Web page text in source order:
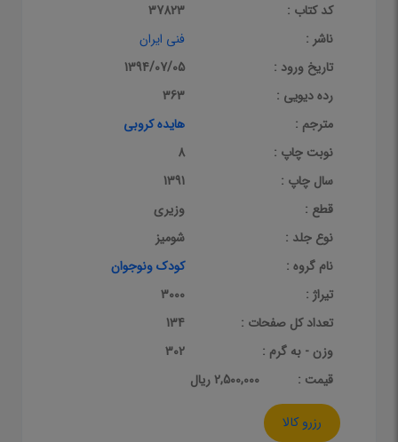
کد کتاب :
37823
ناشر :
فنی ایران
تاریخ ورود :
1394/07/05
رده دیویی :
363
مترجم :
هایده کروبی
نوبت چاپ :
8
سال چاپ :
1391
قطع :
وزیری
نوع جلد :
شومیز
نام گروه :
کودک ونوجوان
تیراژ :
3000
تعداد کل صفحات :
134
وزن - به گرم :
302
قيمت :
2,500,000 ریال
رزرو کالا